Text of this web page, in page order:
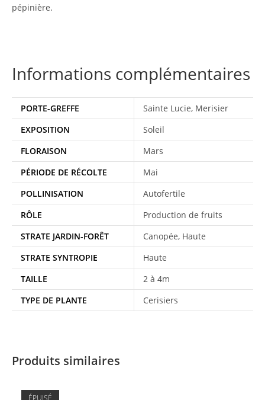
pépinière.
Informations complémentaires
PORTE-GREFFE
Sainte Lucie, Merisier
EXPOSITION
Soleil
FLORAISON
Mars
PÉRIODE DE RÉCOLTE
Mai
POLLINISATION
Autofertile
RÔLE
Production de fruits
STRATE JARDIN-FORÊT
Canopée, Haute
STRATE SYNTROPIE
Haute
TAILLE
2 à 4m
TYPE DE PLANTE
Cerisiers
Produits similaires
ÉPUISÉ